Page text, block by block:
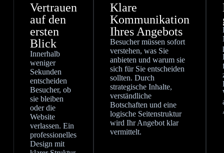
Vertrauen
auf den
ersten
Blick
Innerhalb
weniger
Sekunden
entscheiden
Besucher, ob
sie bleiben
oder die
Website
verlassen. Ein
professionelles
Design mit
Klare
Kommunikation
Ihres Angebots
Besucher müssen sofort
verstehen, was Sie
anbieten und warum sie
sich für Sie entscheiden
sollten. Durch
strategische Inhalte,
verständliche
Botschaften und eine
logische Seitenstruktur
wird Ihr Angebot klar
vermittelt.